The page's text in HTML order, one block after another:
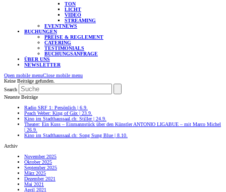
TON
LICHT
VIDEO
STREAMING
EVENTNEWS
BUCHUNGEN
PREISE & REGLEMENT
CATERING
TESTIMONIALS
BUCHUNGSANFRAGE
ÜBER UNS
NEWSLETTER
Open mobile menuClose mobile menu
Keine Beiträge gefunden.
Search
Neueste Beiträge
Radio SRF 1: Persönlich | 6.9.
Peach Weber: King of Gäx | 23.9.
Kino im Stadthaussaal.ch: Stiller | 24.9.
Theater: Ein Kuss – Einmannstück über den Künstler ANTONIO LIGABUE – mit Marco Michel
| 26.9.
Kino im Stadthaussaal.ch: Song Sung Blue | 8.10.
Archiv
November 2025
Oktober 2025
September 2025
März 2025
Dezember 2021
Mai 2021
April 2021